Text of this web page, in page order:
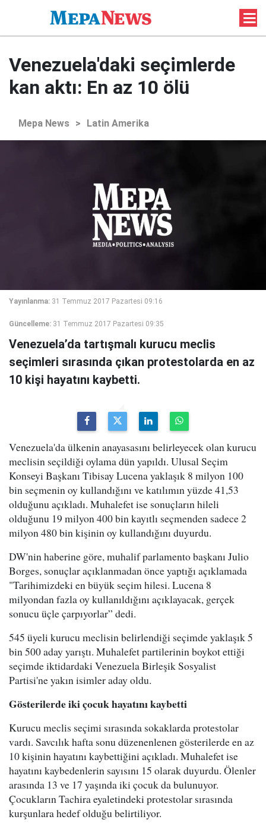
Venezuela'daki seçimlerde
kan aktı: En az 10 ölü
Mepa News > Latin Amerika
Yayınlanma: 31 Temmuz 2017 Pazartesi 09:16
Güncelleme: 31 Temmuz 2017 Pazartesi 09:35
Venezuela’da tartışmalı kurucu meclis
seçimleri sırasında çıkan protestolarda en az
10 kişi hayatını kaybetti.
Venezuela'da ülkenin anayasasını belirleyecek olan kurucu
meclisin seçildiği oylama dün yapıldı. Ulusal Seçim
Konseyi Başkanı Tibisay Lucena yaklaşık 8 milyon 100
bin seçmenin oy kullandığını ve katılımın yüzde 41,53
olduğunu açıkladı. Muhalefet ise sonuçların hileli
olduğunu 19 milyon 400 bin kayıtlı seçmenden sadece 2
milyon 480 bin kişinin oy kullandığını duyurdu.
DW'nin haberine göre, muhalif parlamento başkanı Julio
Borges, sonuçlar açıklanmadan önce yaptığı açıklamada
"Tarihimizdeki en büyük seçim hilesi. Lucena 8
milyondan fazla oy kullanıldığını açıklayacak, gerçek
sonucu üçle çarpıyorlar” dedi.
545 üyeli kurucu meclisin belirlendiği seçimde yaklaşık 5
bin 500 aday yarıştı. Muhalefet partilerinin boykot ettiği
seçimde iktidardaki Venezuela Birleşik Sosyalist
Partisi'ne yakın isimler aday oldu.
Gösterilerde iki çocuk hayatını kaybetti
Kurucu meclis seçimi sırasında sokaklarda protestolar
vardı. Savcılık hafta sonu düzenenlenen gösterilerde en az
10 kişinin hayatını kaybettiğini açıkladı. Muhalefet ise
hayatını kaybedenlerin sayısını 15 olarak duyurdu. Ölenler
arasında 13 ve 17 yaşında iki çocuk da bulunuyor.
Çocukların Tachira eyaletindeki protestolar sırasında
kurşunlara hedef olduğu belirtiliyor.